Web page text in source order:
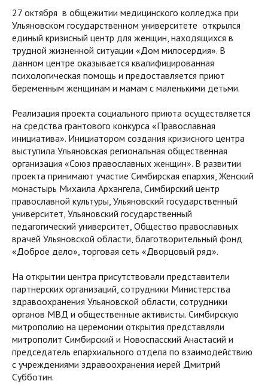
27 октября в общежитии медицинского колледжа при
Ульяновском государственном университете открылся
единый кризисный центр для женщин, находящихся в
трудной жизненной ситуации «Дом милосердия». В
данном центре оказывается квалифицированная
психологическая помощь и предоставляется приют
беременным женщинам и мамам с маленькими детьми.
Реализация проекта социального приюта осуществляется
на средства грантового конкурса «Православная
инициатива». Инициатором создания кризисного центра
выступила Ульяновская региональная общественная
организация «Союз православных женщин». В развитии
проекта принимают участие Симбирская епархия, Женский
монастырь Михаила Архангела, Симбирский центр
православной культуры, Ульяновский государственный
университет, Ульяновский государственный
педагогический университет, Общество православных
врачей Ульяновской области, благотворительный фонд
«Доброе дело», торговая сеть «Дворцовый ряд».
На открытии центра присутствовали представители
партнерских организаций, сотрудники Министерства
здравоохранения Ульяновской области, сотрудники
органов МВД и общественные активисты. Симбирскую
митрополию на церемонии открытия представляли
митрополит Симбирский и Новоспасский Анастасий и
председатель епархиального отдела по взаимодействию
с учреждениями здравоохранения иерей Дмитрий
Субботин.